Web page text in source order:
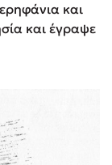
και
και έγραψε